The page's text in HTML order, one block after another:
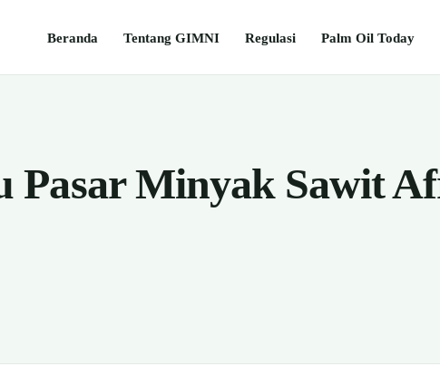
Beranda Tentang GIMNI Regulasi Palm Oil Today
Pasar Minyak Sawit